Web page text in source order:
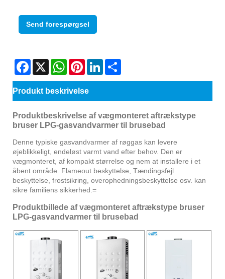
Send forespørgsel
Facebook
X WhatsAppPinterestLinkedIn
Produkt beskrivelse
Produktbeskrivelse af vægmonteret aftrækstype
bruser LPG-gasvandvarmer til brusebad
Denne typiske gasvandvarmer af røggas kan levere
øjeblikkeligt, endeløst varmt vand efter behov. Den er
vægmonteret, af kompakt størrelse og nem at installere i et
åbent område. Flameout beskyttelse, Tændingsfejl
beskyttelse, frostsikring, overophedningsbeskyttelse osv. kan
sikre familiens sikkerhed.=
Produktbillede af vægmonteret aftrækstype bruser
LPG-gasvandvarmer til brusebad